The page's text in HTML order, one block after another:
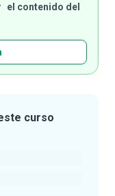
el contenido del
curso